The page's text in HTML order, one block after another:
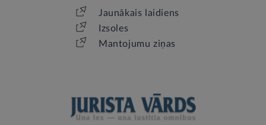
Jaunākais laidiens
Izsoles
Mantojumu ziņas